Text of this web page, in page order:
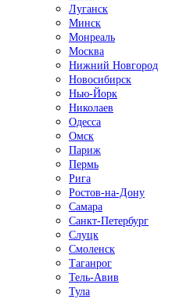
Луганск
Минск
Монреаль
Москва
Нижний Новгород
Новосибирск
Нью-Йорк
Николаев
Одесса
Омск
Париж
Пермь
Рига
Ростов-на-Дону
Самара
Санкт-Петербург
Слуцк
Смоленск
Таганрог
Тель-Авив
Тула